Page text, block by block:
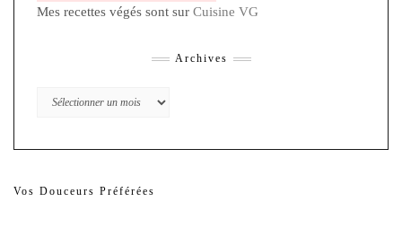
Mes recettes végés sont sur Cuisine VG
Archives
Archives
Vos Douceurs Préférées